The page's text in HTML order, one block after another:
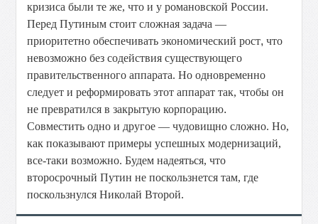
кризиса были те же, что и у романовской России.
Перед Путиным стоит сложная задача —
приоритетно обеспечивать экономический рост,что
невозможно без содействия существующего
правительственного аппарата. Но одновременно
следует и реформировать этот аппарат так, чтобы он
не превратился в закрытую корпорацию.
Совместить одно и другое — чудовищно сложно. Но,
как показывают примеры успешных модернизаций,
все-таки возможно. Будем надеяться, что
второсрочный Путин не поскользнется там, где
поскользнулся Николай Второй.